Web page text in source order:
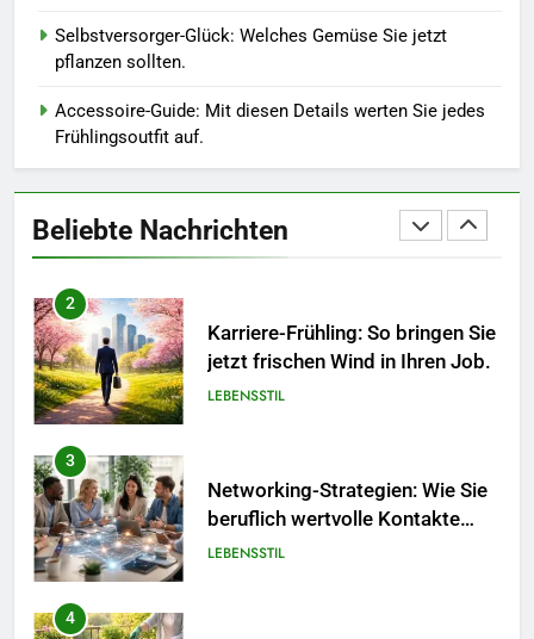
Selbstversorger-Glück: Welches Gemüse Sie jetzt
pflanzen sollten.
Accessoire-Guide: Mit diesen Details werten Sie jedes
Frühlingsoutfit auf.
Beliebte Nachrichten
So kombinieren Sie Pastelltöne
1
Socken – Qualität, Technologie
und Design in einem
MODE
2
Karriere-Frühling: So bringen Sie
jetzt frischen Wind in Ihren Job.
LEBENSSTIL
3
Networking-Strategien: Wie Sie
beruflich wertvolle Kontakte
knüpfen.
LEBENSSTIL
4